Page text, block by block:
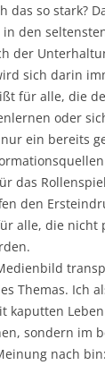
das so stark?
den
der
sich darin
für alle, die
oder
ein bereits
das
den
alle, die nicht
Themas. Ich
kaputten
sondern im
nach